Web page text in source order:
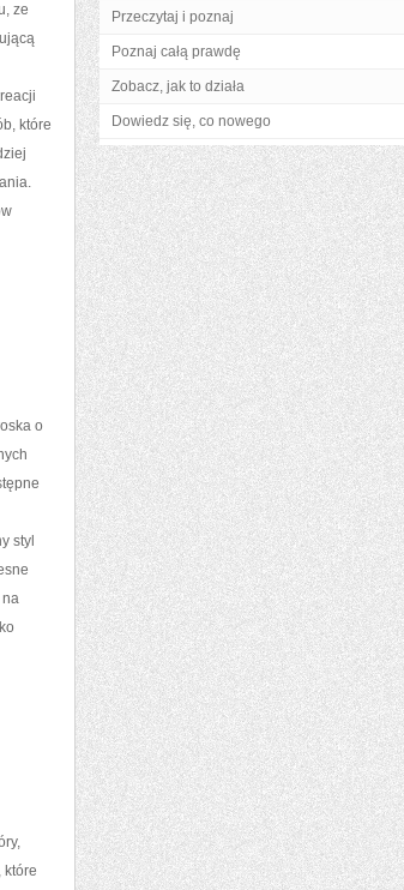
ze
które
o
styl
na
które
Przeczytaj i poznaj
Poznaj całą prawdę
Zobacz, jak to działa
Dowiedz się, co nowego